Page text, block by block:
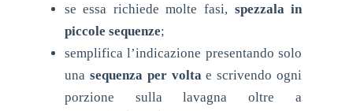
se essa richiede molte fasi, spezzala in
piccole sequenze;
semplifica l’indicazione presentando solo
una sequenza per voltae scrivendo ogni
porzione sulla lavagna oltre a